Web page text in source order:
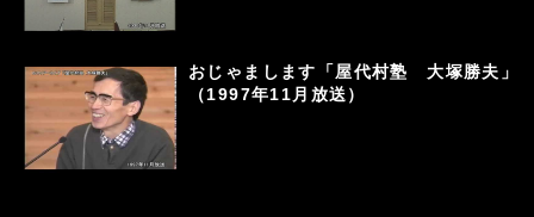
おじゃまします「屋代村塾 大塚勝夫」
（1997年11月放送）